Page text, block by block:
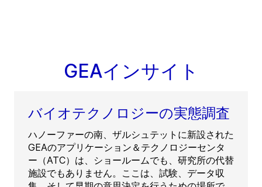
GEAインサイト
バイオテクノロジーの実態調査
ハノーファーの南、ザルシュテットに新設された
GEAのアプリケーション＆テクノロジーセンタ
ー（ATC）は、ショールームでも、研究所の代替
施設でもありません。ここは、試験、データ収